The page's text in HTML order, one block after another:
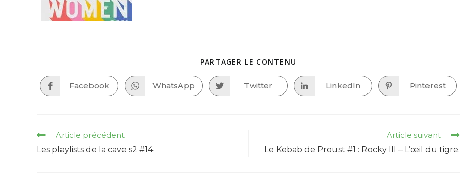
PARTAGER LE CONTENU
CONTENT
Opens
in
Facebook Opens
in
WhatsApp Opens
in
Twitter Opens
in
LinkedIn Opens
in
Pinterest
Read
articles
Article précédent
Les playlists de la cave s2 #14
Article suivant
Le Kebab de Proust #1 : Rocky III – L’œil du tigre.